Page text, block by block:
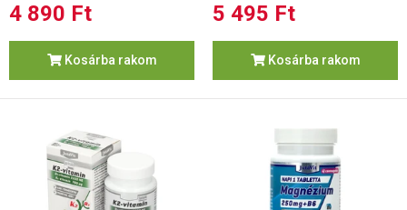
4 890 Ft
Kosárba rakom
5 495 Ft
Kosárba rakom